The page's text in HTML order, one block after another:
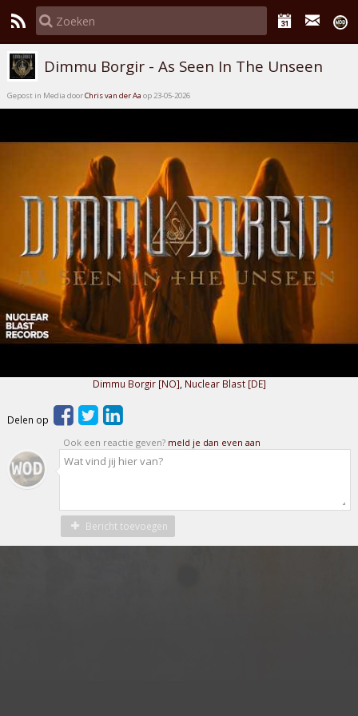
Dimmu Borgir - As Seen In The Unseen
Gepost in Media doorChris van der Aa op 23-05-2026
Dimmu Borgir [NO] Nuclear Blast [DE]
Delen op
Ook een reactie geven? meld je dan even aan
Bericht toevoegen